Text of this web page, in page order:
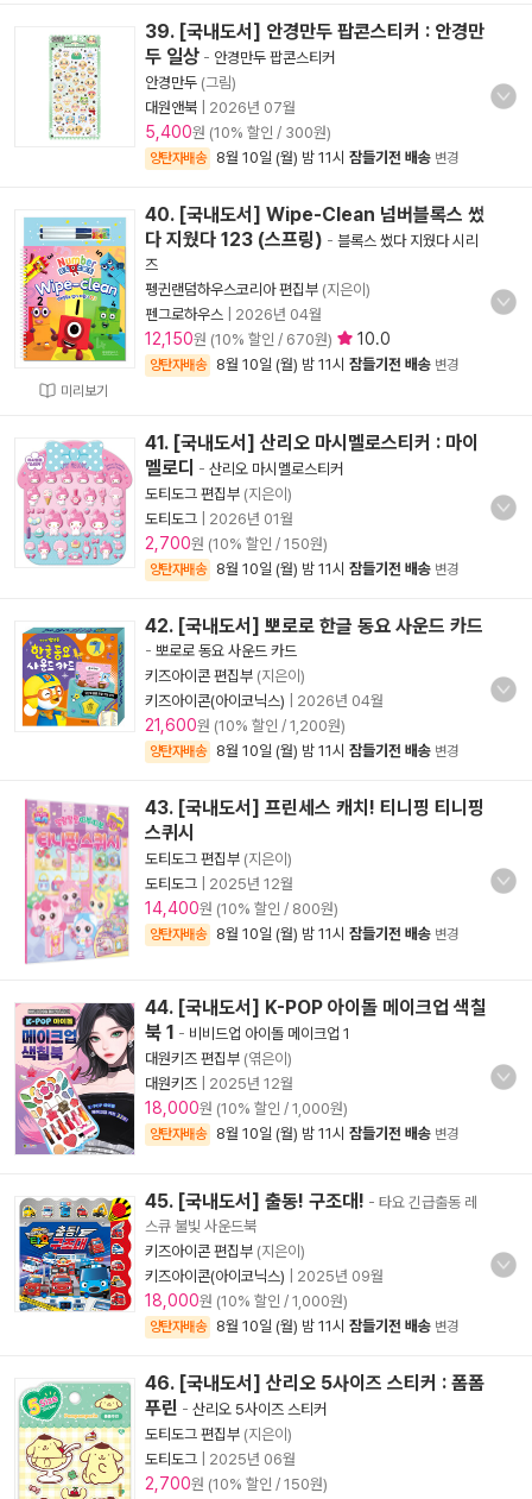
39. [국내도서] 안경만두 팝콘스티커 : 안경만
두 일상 - 안경만두 팝콘스티커
안경만두 (그림)
대원앤북
2026년 07월
5,400원 (10% 할인 / 300원)
양탄자배송 8월 10일 (월) 밤 11시 잠들기전 배송 변경
미리보기
40. [국내도서] Wipe-Clean 넘버블록스 썼
다 지웠다 123 (스프링) - 블록스 썼다 지웠다 시리
즈
펭귄랜덤하우스코리아 편집부 (지은이)
펜그로하우스
2026년 04월
12,150원 (10% 할인 / 670원) 10.0
양탄자배송 8월 10일 (월) 밤 11시 잠들기전 배송 변경
41. [국내도서] 산리오 마시멜로스티커 : 마이
멜로디 - 산리오 마시멜로스티커
도티도그 편집부 (지은이)
도티도그
2026년 01월
2,700원 (10% 할인 / 150원)
양탄자배송 8월 10일 (월) 밤 11시 잠들기전 배송 변경
42. [국내도서] 뽀로로 한글 동요 사운드 카드
- 뽀로로 동요 사운드 카드
키즈아이콘 편집부 (지은이)
키즈아이콘(아이코닉스)
2026년 04월
21,600원 (10% 할인 / 1,200원)
양탄자배송 8월 10일 (월) 밤 11시 잠들기전 배송 변경
43. [국내도서] 프린세스 캐치! 티니핑 티니핑
스퀴시
도티도그 편집부 (지은이)
도티도그
2025년 12월
14,400원 (10% 할인 / 800원)
양탄자배송 8월 10일 (월) 밤 11시 잠들기전 배송 변경
44. [국내도서] K-POP 아이돌 메이크업 색칠
북 1 - 비비드업 아이돌 메이크업 1
대원키즈 편집부 (엮은이)
대원키즈
2025년 12월
18,000원 (10% 할인 / 1,000원)
양탄자배송 8월 10일 (월) 밤 11시 잠들기전 배송 변경
45. [국내도서] 출동! 구조대! - 타요 긴급출동 레
스큐 불빛 사운드북
키즈아이콘 편집부 (지은이)
키즈아이콘(아이코닉스)
2025년 09월
18,000원 (10% 할인 / 1,000원)
양탄자배송 8월 10일 (월) 밤 11시 잠들기전 배송 변경
46. [국내도서] 산리오 5사이즈 스티커 : 폼폼
푸린 - 산리오 5사이즈 스티커
도티도그 편집부 (지은이)
도티도그
2025년 06월
2,700원 (10% 할인 / 150원)